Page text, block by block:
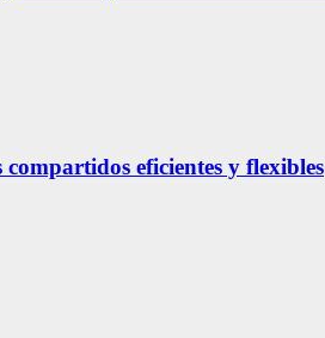
eficientes y flexibles